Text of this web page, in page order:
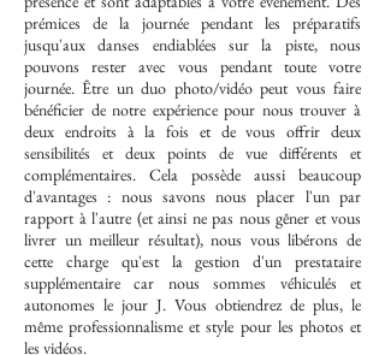
prémices de la journée pendant les préparatifs
jusqu'aux danses endiablées sur la piste, nous
pouvons rester avec vous pendant toute votre
journée. Être un duo photo/vidéo peut vous faire
bénéficier de notre expérience pour nous trouver à
deux endroits à la fois et de vous offrir deux
sensibilités et deux points de vue différents et
complémentaires. Cela possède aussi beaucoup
d'avantages : nous savons nous placer l'un par
rapport à l'autre (et ainsi ne pas nous gêner et vous
livrer un meilleur résultat), nous vous libérons de
cette charge qu'est la gestion d'un prestataire
supplémentaire car nous sommes véhiculés et
autonomes le jour J. Vous obtiendrez de plus, le
même professionnalisme et style pour les photos et
les vidéos.